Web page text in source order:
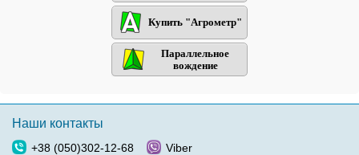
Купить "Агрометр"
Параллельное
вождение
Наши контакты
+38 (050)302-12-68
Viber